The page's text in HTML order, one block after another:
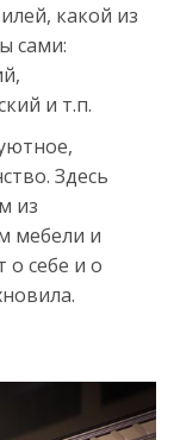
какой из
сами:
и т.п.
Здесь
из
мебели и
о себе и о